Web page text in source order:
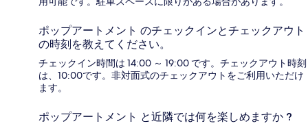
ポップアートメント のチェックインとチェックアウト
の時刻を教えてください。
チェックイン時間は 14:00 ～ 19:00 です。チェックアウト時刻
は、10:00です。非対面式のチェックアウトをご利用いただけ
ます。
ポップアートメント と近隣では何を楽しめますか ?